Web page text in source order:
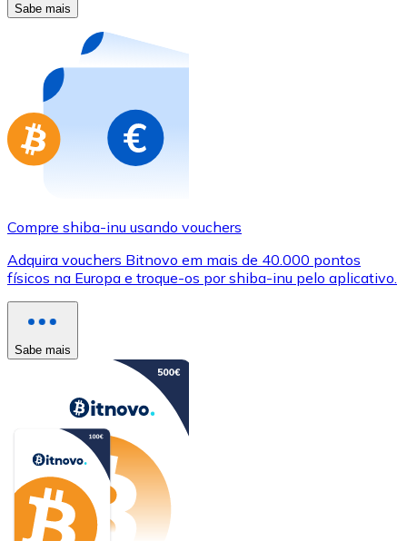
Compre cartões-presente das suas marcas favoritas
Ir para a loja de cartões-presente
Sabe mais
Compre shiba-inu usando vouchers
Adquira vouchers Bitnovo em mais de 40.000 pontos
físicos na Europa e troque-os por shiba-inu pelo aplicativo.
Sabe mais